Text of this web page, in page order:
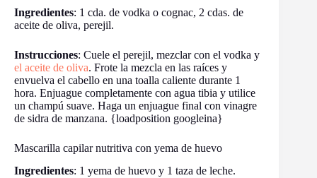
Ingredientes: 1 cda. de vodka o cognac, 2 cdas. de
aceite de oliva, perejil.
Instrucciones: Cuele el perejil, mezclar con el vodka y
el aceite de oliva. Frote la mezcla en las raíces y
envuelva el cabello en una toalla caliente durante 1
hora. Enjuague completamente con agua tibia y utilice
un champú suave. Haga un enjuague final con vinagre
de sidra de manzana. {loadposition googleina}
Mascarilla capilar nutritiva con yema de huevo
Ingredientes: 1 yema de huevo y 1 taza de leche.